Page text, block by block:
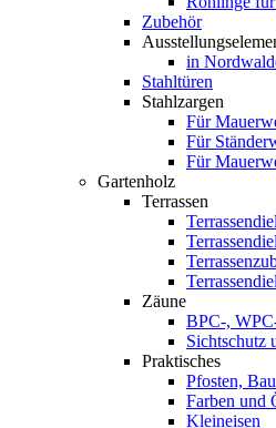
Zubehör
in
Stahltüren
Stahlzargen
Für
Für
Für
Gartenholz
Terrassen
Zäune
BPC-,
Sichtschutz
Praktisches
Pfosten,
Farben und
Kleineisen